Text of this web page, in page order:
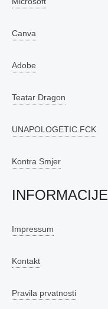
Canva
Adobe
Teatar Dragon
UNAPOLOGETIC.FCK
Kontra Smjer
INFORMACIJE
Impressum
Kontakt
Pravila prvatnosti